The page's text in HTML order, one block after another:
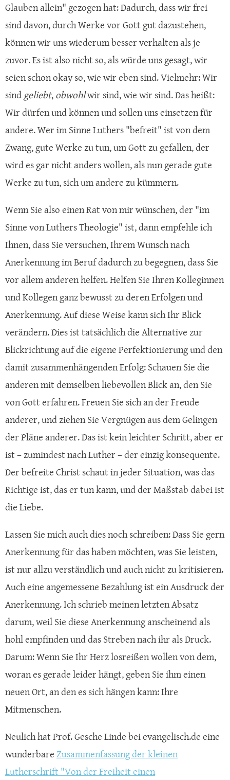
Glauben allein" gezogen hat: Dadurch, dass wir frei
sind davon, durch Werke vor Gott gut dazustehen,
können wir uns wiederum besser verhalten als je
zuvor. Es ist also nicht so, als würde uns gesagt, wir
seien schon okay so, wie wir eben sind. Vielmehr: Wir
sindgeliebt,obwohlwir sind, wie wir sind. Das heißt:
Wir dürfen und können und sollen uns einsetzen für
andere. Wer im Sinne Luthers "befreit" ist von dem
Zwang, gute Werke zu tun, um Gott zu gefallen, der
wird es gar nicht anders wollen, als nun gerade gute
Werke zu tun, sich um andere zu kümmern.
Wenn Sie also einen Rat von mir wünschen, der "im
Sinne von Luthers Theologie" ist, dann empfehle ich
Ihnen, dass Sie versuchen, Ihrem Wunsch nach
Anerkennung im Beruf dadurch zu begegnen, dass Sie
vor allem anderen helfen. Helfen Sie Ihren Kolleginnen
und Kollegen ganz bewusst zu deren Erfolgen und
Anerkennung. Auf diese Weise kann sich Ihr Blick
verändern. Dies ist tatsächlich die Alternative zur
Blickrichtung auf die eigene Perfektionierung und den
damit zusammenhängenden Erfolg: Schauen Sie die
anderen mit demselben liebevollen Blick an, den Sie
von Gott erfahren. Freuen Sie sich an der Freude
anderer, und ziehen Sie Vergnügen aus dem Gelingen
der Pläne anderer. Das ist kein leichter Schritt, aber er
ist – zumindest nach Luther – der einzig konsequente.
Der befreite Christ schaut in jeder Situation, was das
Richtige ist, das er tun kann, und der Maßstab dabei ist
die Liebe.
Lassen Sie mich auch dies noch schreiben: Dass Sie gern
Anerkennung für das haben möchten, was Sie leisten,
ist nur allzu verständlich und auch nicht zu kritisieren.
Auch eine angemessene Bezahlung ist ein Ausdruck der
Anerkennung. Ich schrieb meinen letzten Absatz
darum, weil Sie diese Anerkennung anscheinend als
hohl empfinden und das Streben nach ihr als Druck.
Darum: Wenn Sie Ihr Herz losreißen wollen von dem,
woran es gerade leider hängt, geben Sie ihm einen
neuen Ort, an den es sich hängen kann: Ihre
Mitmenschen.
Neulich hat Prof. Gesche Linde bei evangelisch.de eine
wunderbareZusammenfassung der kleinen
Lutherschrift "Von der Freiheit einen